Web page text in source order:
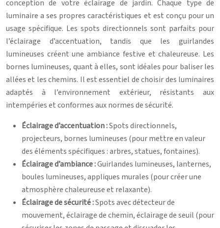
conception de votre éclairage de jardin. Chaque type de
luminaire a ses propres caractéristiques et est conçu pour un
usage spécifique. Les spots directionnels sont parfaits pour
l’éclairage d’accentuation, tandis que les guirlandes
lumineuses créent une ambiance festive et chaleureuse. Les
bornes lumineuses, quant à elles, sont idéales pour baliser les
allées et les chemins. Il est essentiel de choisir des luminaires
adaptés à l’environnement extérieur, résistants aux
intempéries et conformes aux normes de sécurité.
Éclairage d’accentuation :Spots directionnels,
projecteurs, bornes lumineuses (pour mettre en valeur
des éléments spécifiques : arbres, statues, fontaines).
Éclairage d’ambiance :Guirlandes lumineuses, lanternes,
boules lumineuses, appliques murales (pour créer une
atmosphère chaleureuse et relaxante).
Éclairage de sécurité :Spots avec détecteur de
mouvement, éclairage de chemin, éclairage de seuil (pour